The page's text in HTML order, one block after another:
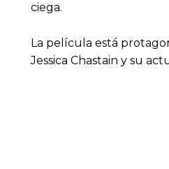
ciega.
La película está
Jessica Chastain y su